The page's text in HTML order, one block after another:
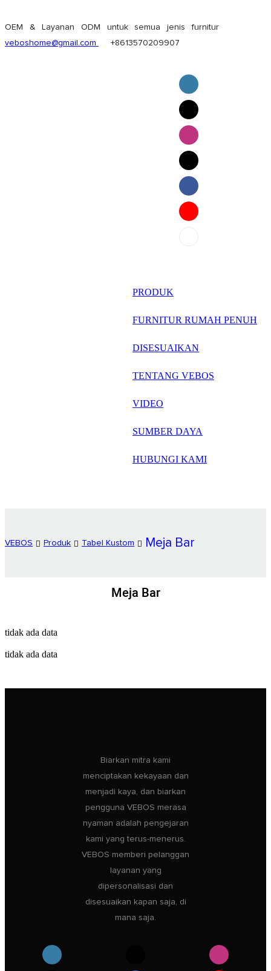
OEM & Layanan ODM untuk semua jenis furnitur
veboshome@gmail.com
+8613570209907
English
Pilipino
ภาษาไทย
français
العربية
PRODUK
FURNITUR RUMAH PENUH
DISESUAIKAN
TENTANG VEBOS
VIDEO
SUMBER DAYA
HUBUNGI KAMI
VEBOS Produk Tabel Kustom Meja Bar
Meja Bar
tidak ada data
tidak ada data
Biarkan mitra kami
menciptakan kekayaan dan
menjadi kaya, dan biarkan
pengguna VEBOS merasa
nyaman adalah pengejaran
kami yang terus-menerus.
VEBOS memberi pelanggan
layanan yang
dipersonalisasi dan
disesuaikan kapan saja, di
mana saja.